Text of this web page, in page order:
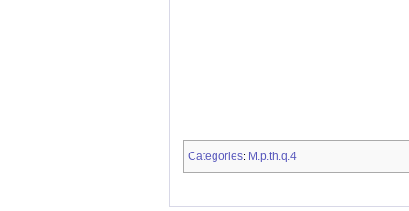
Categories: M.p.th.q.4